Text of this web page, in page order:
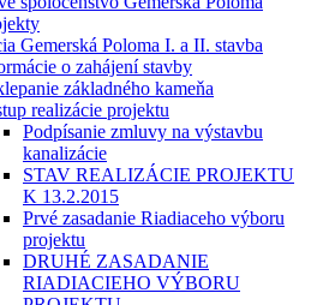
Gemerská Poloma I. a II. stavba
o zahájení stavby
základného kameňa
realizácie projektu
Podpísanie zmluvy na výstavbu
kanalizácie
STAV REALIZÁCIE PROJEKTU
K 13.2.2015
Prvé zasadanie Riadiaceho výboru
projektu
DRUHÉ ZASADANIE
RIADIACIEHO VÝBORU